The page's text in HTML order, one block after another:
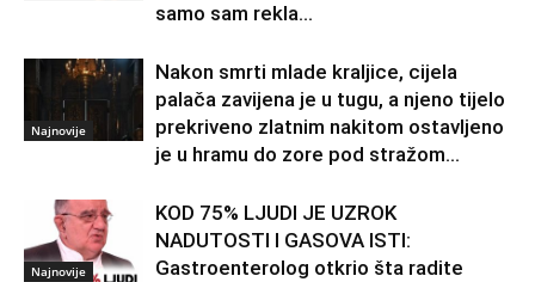
samo sam rekla...
Najnovije
Nakon smrti mlade kraljice, cijela
palača zavijena je u tugu, a njeno tijelo
prekriveno zlatnim nakitom ostavljeno
je u hramu do zore pod stražom...
Najnovije
KOD 75% LJUDI JE UZROK
NADUTOSTI I GASOVA ISTI:
Gastroenterolog otkrio šta radite